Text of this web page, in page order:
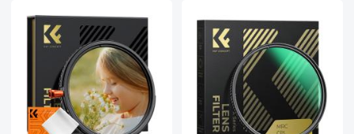
snelkoppelingsbasis
en cold shoe-
bevestiging.